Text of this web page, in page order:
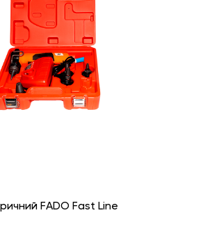
FADO Fast Line